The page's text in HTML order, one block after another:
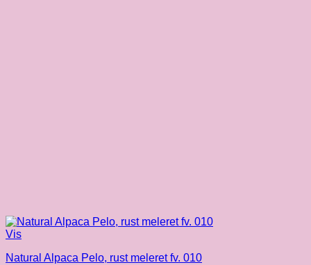
Vis
Natural Alpaca Pelo, rust meleret fv. 010